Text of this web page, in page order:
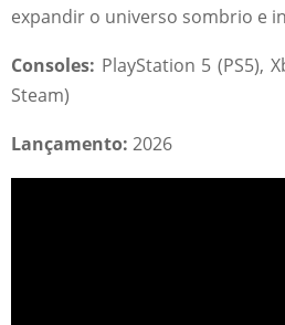
expandir o universo sombrio e
Consoles: PlayStation 5 (PS5),
Steam)
Lançamento: 2026